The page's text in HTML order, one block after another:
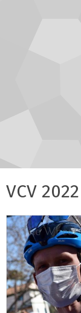
VCV 2022